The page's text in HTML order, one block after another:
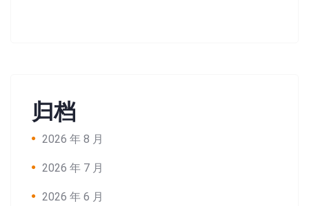
归档
2026 年 8 月
2026 年 7 月
2026 年 6 月